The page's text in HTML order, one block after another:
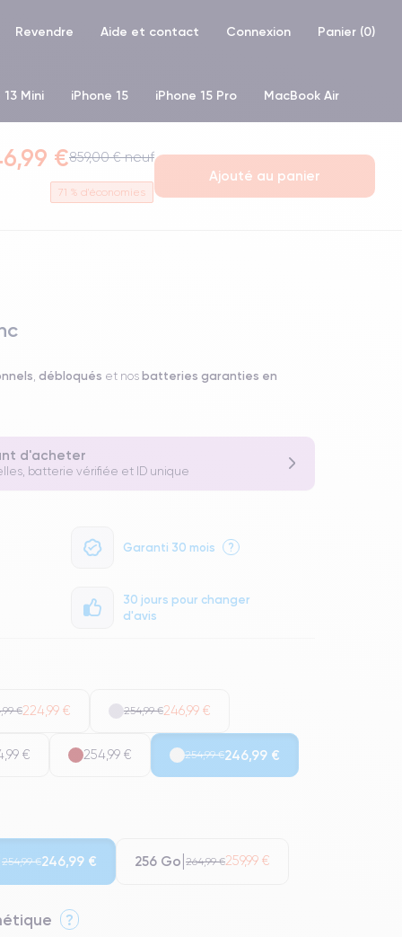
Revendre Aide et contact Connexion Panier (0)
Mini iPhone 15 iPhone 15 Pro MacBook Air
XR iPhone SE 2 (2020)
€859,00 € neuf
71 % d'économies
Ajouté au panier
débloqués et nos batteries garanties en
d'acheter
batterie vérifiée et ID unique
Garanti 30 mois ?
30 jours pour changer
d'avis
€224,99 € 254,99 €246,99 €
€ 254,99 € 254,99 €246,99 €
254,99 €246,99 € 256 Go 264,99 €259,99 €
?